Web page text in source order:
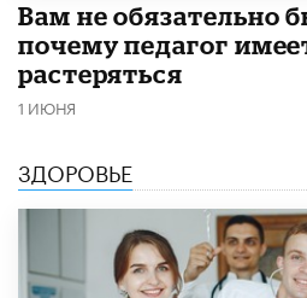
​Вам не обязательно
почему педагог
растеряться
1 ИЮНЯ
ЗДОРОВЬЕ